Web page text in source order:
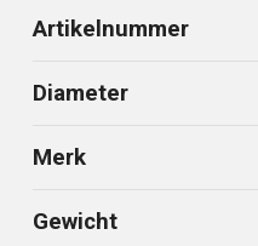
Artikelnummer
Diameter
Merk
Gewicht